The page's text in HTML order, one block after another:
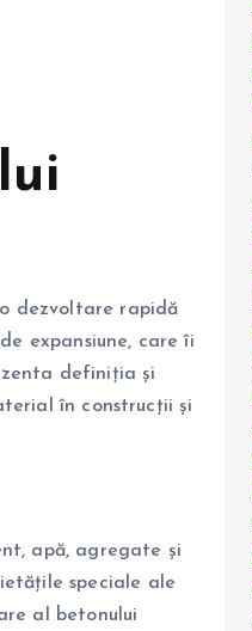
dezvoltare rapidă
expansiune, care îi
definiția și
în construcții și
apă, agregate și
speciale ale
al betonului